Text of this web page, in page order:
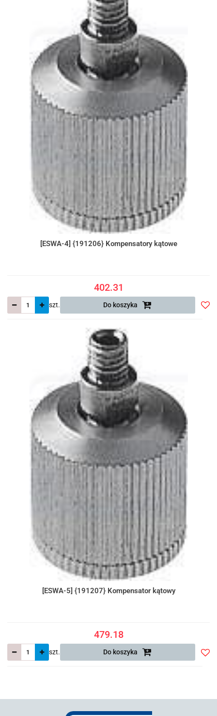
[ESWA-4] {191206} Kompensatory kątowe
402.31
szt. Do koszyka
[ESWA-5] {191207} Kompensator kątowy
479.18
szt. Do koszyka